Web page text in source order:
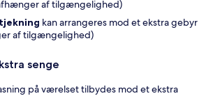
af tilgængelighed)
kan arrangeres mod et ekstra gebyr
af tilgængelighed)
senge
på værelset tilbydes mod et ekstra